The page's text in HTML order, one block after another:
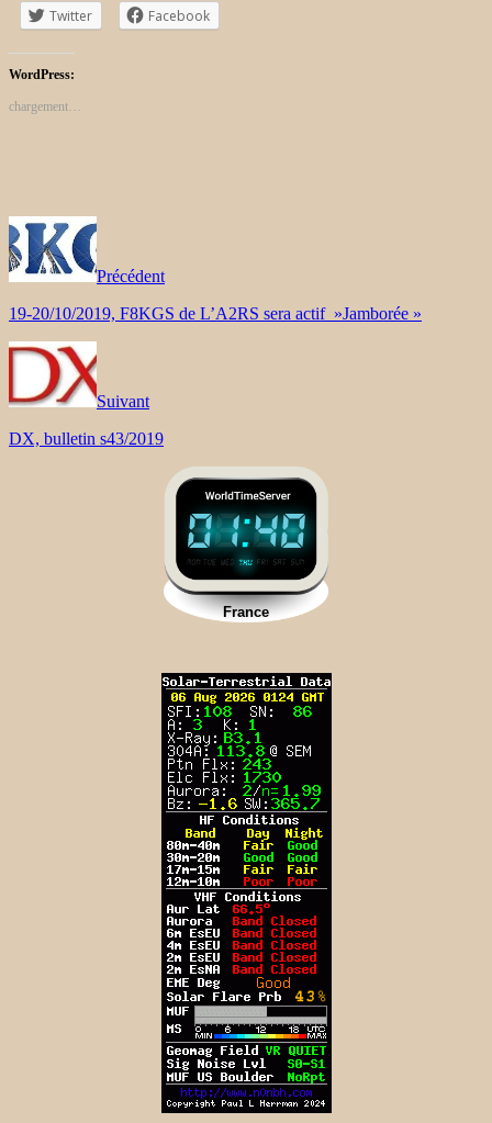
Twitter Facebook
WordPress:
chargement…
Précédent
19-20/10/2019, F8KGS de L’A2RS sera actif »Jamborée »
Suivant
DX, bulletin s43/2019